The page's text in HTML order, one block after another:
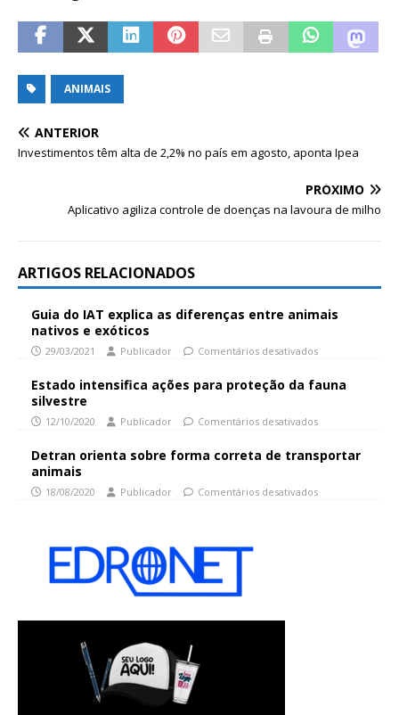
ANIMAIS
ANTERIOR
Investimentos têm alta de 2,2% no país em agosto, aponta Ipea
PRÓXIMO
Aplicativo agiliza controle de doenças na lavoura de milho
ARTIGOS RELACIONADOS
Guia do IAT explica as diferenças entre animais
nativos e exóticos
29/03/2021 Publicador Comentários desativados
Estado intensifica ações para proteção da fauna
silvestre
12/10/2020 Publicador Comentários desativados
Detran orienta sobre forma correta de transportar
animais
18/08/2020 Publicador Comentários desativados